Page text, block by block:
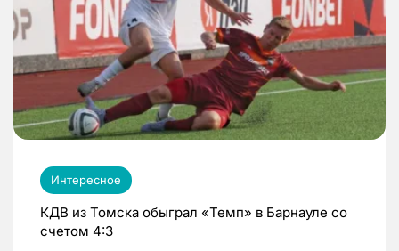
Интересное
КДВ из Томска обыграл «Темп» в Барнауле со
счетом 4:3